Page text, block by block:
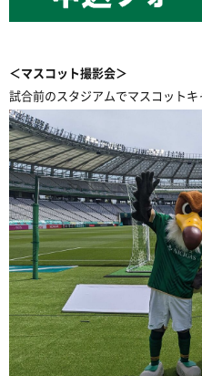
＜マスコット撮影会＞
試合前のスタジアムでマスコット